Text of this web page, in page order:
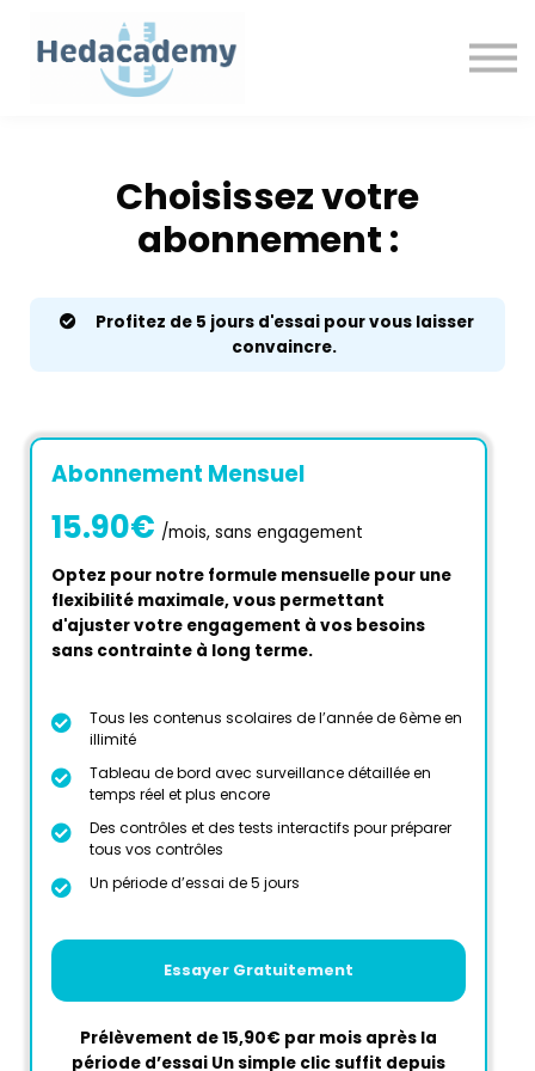
Ebook
Contactez-nous
Choisissez votre
abonnement :
Profitez de 5 jours d'essai pour vous laisser
convaincre.
Abonnement Mensuel
15.90€ /mois, sans engagement
Optez pour notre formule mensuelle pour une
flexibilité maximale, vous permettant
d'ajuster votre engagement à vos besoins
sans contrainte à long terme.
Tous les contenus scolaires de l’année de 6ème en
illimité
Tableau de bord avec surveillance détaillée en
temps réel et plus encore
Des contrôles et des tests interactifs pour préparer
tous vos contrôles
Un période d’essai de 5 jours
Essayer Gratuitement
Prélèvement de 15,90€ par mois après la
période d’essai Un simple clic suffit depuis